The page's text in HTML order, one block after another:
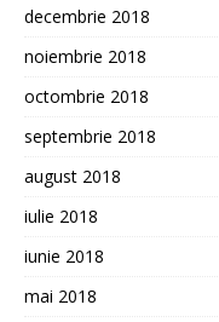
decembrie 2018
noiembrie 2018
octombrie 2018
septembrie 2018
august 2018
iulie 2018
iunie 2018
mai 2018